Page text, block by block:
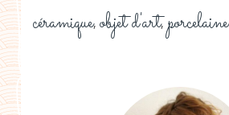
céramique, objet d'art, porcelaine